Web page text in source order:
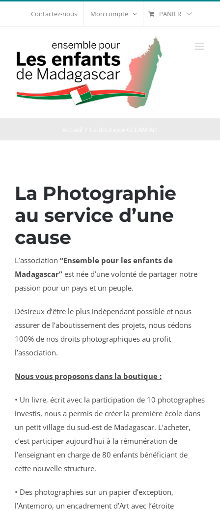
Contactez-nous Mon compte PANIER
La Photographie
au service d’une
cause
L’association “Ensemble pour les enfants de
Madagascar” est née d’une volonté de partager notre
passion pour un pays et un peuple.
Désireux d’être le plus indépendant possible et nous
assurer de l’aboutissement des projets, nous cédons
100% de nos droits photographiques au profit
l’association.
Nous vous proposons dans la boutique :
• Un livre, écrit avec la participation de 10 photographes
investis, nous a permis de créer la première école dans
un petit village du sud-est de Madagascar. L’acheter,
c’est participer aujourd’hui à la rémunération de
l’enseignant en charge de 80 enfants bénéficiant de
cette nouvelle structure.
• Des photographies sur un papier d’exception,
l’Antemoro, un encadrement d’Art avec l’étroite